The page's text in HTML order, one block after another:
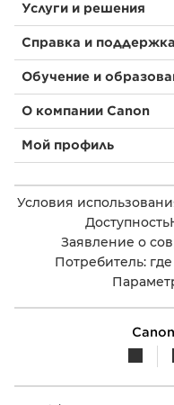
Услуги и решения
Справка и поддержка
Обучение и
О компании Canon
Мой профиль
Условия
Доступность
Заявление о
Потребитель: